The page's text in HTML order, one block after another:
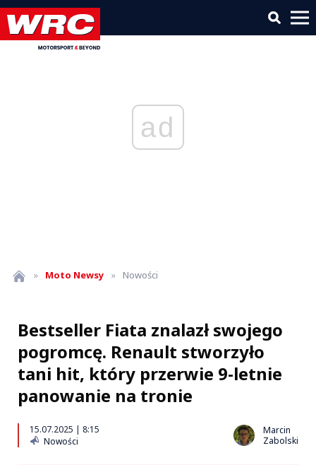
ad
» Moto Newsy » Nowości
Bestseller Fiata znalazł swojego
pogromcę. Renault stworzyło
tani hit, który przerwie 9-letnie
panowanie na tronie
15.07.2025 | 8:15
Nowości
Marcin
Zabolski